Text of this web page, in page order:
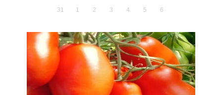
31 1 2 3 4 5 6